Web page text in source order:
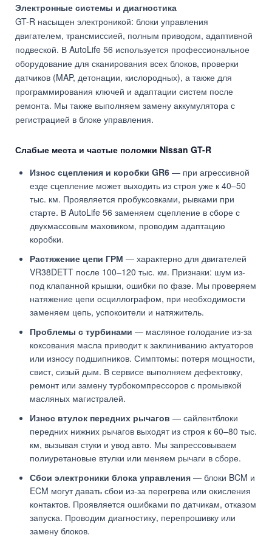
Электронные системы и диагностика
GT-R насыщен электроникой: блоки управления
двигателем, трансмиссией, полным приводом, адаптивной
подвеской. В AutoLife 56 используется профессиональное
оборудование для сканирования всех блоков, проверки
датчиков (MAP, детонации, кислородных), а также для
программирования ключей и адаптации систем после
ремонта. Мы также выполняем замену аккумулятора с
регистрацией в блоке управления.
Слабые места и частые поломки Nissan GT-R
Износ сцепления и коробки GR6 — при агрессивной
езде сцепление может выходить из строя уже к 40–50
тыс. км. Проявляется пробуксовками, рывками при
старте. В AutoLife 56 заменяем сцепление в сборе с
двухмассовым маховиком, проводим адаптацию
коробки.
Растяжение цепи ГРМ — характерно для двигателей
VR38DETT после 100–120 тыс. км. Признаки: шум из-
под клапанной крышки, ошибки по фазе. Мы проверяем
натяжение цепи осциллографом, при необходимости
заменяем цепь, успокоители и натяжитель.
Проблемы с турбинами — масляное голодание из-за
коксования масла приводит к заклиниванию актуаторов
или износу подшипников. Симптомы: потеря мощности,
свист, сизый дым. В сервисе выполняем дефектовку,
ремонт или замену турбокомпрессоров с промывкой
масляных магистралей.
Износ втулок передних рычагов — сайлентблоки
передних нижних рычагов выходят из строя к 60–80 тыс.
км, вызывая стуки и увод авто. Мы запрессовываем
полиуретановые втулки или меняем рычаги в сборе.
Сбои электроники блока управления — блоки BCM и
ECM могут давать сбои из-за перегрева или окисления
контактов. Проявляется ошибками по датчикам, отказом
запуска. Проводим диагностику, перепрошивку или
замену блоков.